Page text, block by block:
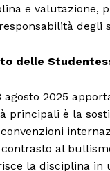
e valutazione,
degli
delle
agosto 2025
principali è la
al
la disciplina